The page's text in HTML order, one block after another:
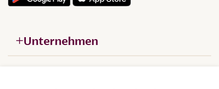
Unternehmen